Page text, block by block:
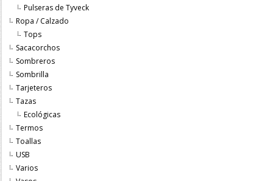
Pulseras de Tyveck
Ropa / Calzado
Tops
Sacacorchos
Sombreros
Sombrilla
Tarjeteros
Tazas
Ecológicas
Termos
Toallas
USB
Varios